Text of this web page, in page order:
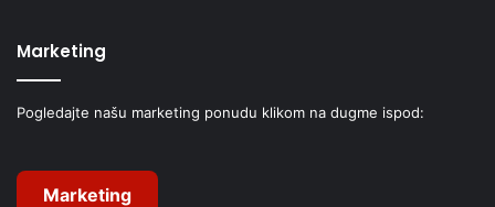
Marketing
Pogledajte našu marketing ponudu klikom na dugme ispod:
Marketing